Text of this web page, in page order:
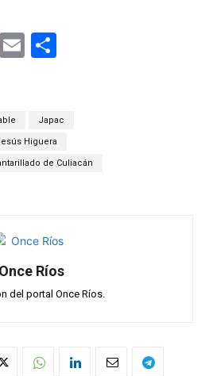
T
E
p
ar
tir
Japac
Higuera
de Culiacán
Once Ríos
del portal Once Ríos.